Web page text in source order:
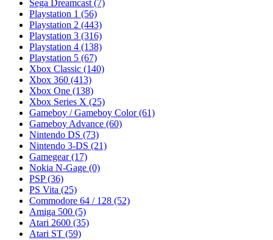
Sega Dreamcast (7)
Playstation 1 (56)
Playstation 2 (443)
Playstation 3 (316)
Playstation 4 (138)
Playstation 5 (67)
Xbox Classic (140)
Xbox 360 (413)
Xbox One (138)
Xbox Series X (25)
Gameboy / Gameboy Color(61)
Gameboy Advance (60)
Nintendo DS (73)
Nintendo 3-DS (21)
Gamegear(17)
Nokia N-Gage (0)
PSP(36)
PS Vita (25)
Commodore 64 / 128 (52)
Amiga 500 (5)
Atari 2600 (35)
Atari ST (59)